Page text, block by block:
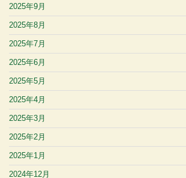
2025年9月
2025年8月
2025年7月
2025年6月
2025年5月
2025年4月
2025年3月
2025年2月
2025年1月
2024年12月